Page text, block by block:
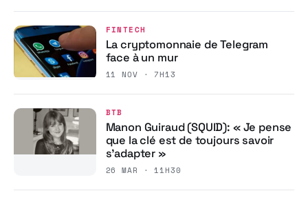
FINTECH
La cryptomonnaie de Telegram
face à un mur
11 NOV · 7H13
BTB
Manon Guiraud (SQUID): « Je pense
que la clé est de toujours savoir
s’adapter »
26 MAR · 11H30